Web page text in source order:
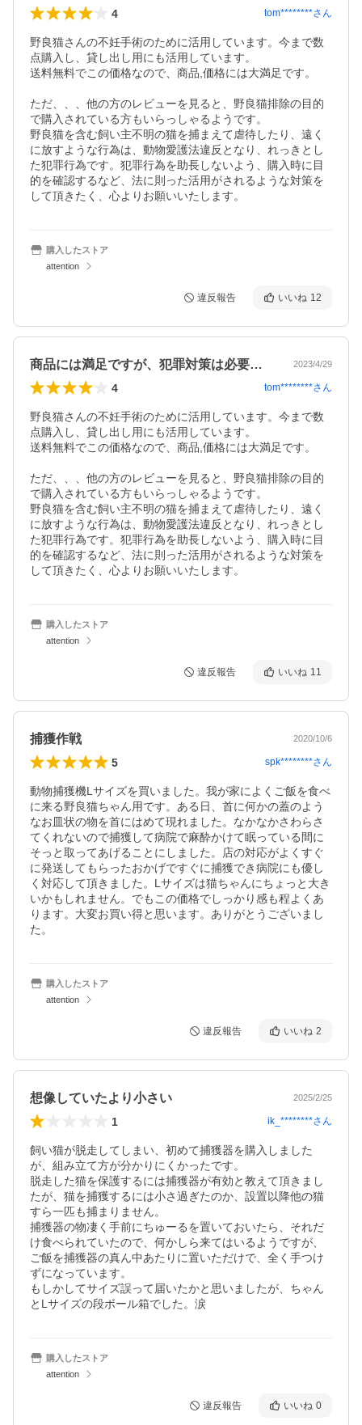
4 tom********さん
野良猫さんの不妊手術のために活用しています。今まで数
点購入し、貸し出し用にも活用しています。
送料無料でこの価格なので、商品,価格には大満足です。
ただ、、、他の方のレビューを見ると、野良猫排除の目的
で購入されている方もいらっしゃるようです。
野良猫を含む飼い主不明の猫を捕まえて虐待したり、遠く
に放すような行為は、動物愛護法違反となり、れっきとし
た犯罪行為です。犯罪行為を助長しないよう、購入時に目
的を確認するなど、法に則った活用がされるような対策を
して頂きたく、心よりお願いいたします。
購入したストア
attention
違反報告 いいね 12
商品には満足ですが、犯罪対策は必要かと。 2023/4/29
4 tom********さん
野良猫さんの不妊手術のために活用しています。今まで数
点購入し、貸し出し用にも活用しています。
送料無料でこの価格なので、商品,価格には大満足です。
ただ、、、他の方のレビューを見ると、野良猫排除の目的
で購入されている方もいらっしゃるようです。
野良猫を含む飼い主不明の猫を捕まえて虐待したり、遠く
に放すような行為は、動物愛護法違反となり、れっきとし
た犯罪行為です。犯罪行為を助長しないよう、購入時に目
的を確認するなど、法に則った活用がされるような対策を
して頂きたく、心よりお願いいたします。
購入したストア
attention
違反報告 いいね 11
捕獲作戦 2020/10/6
5 spk********さん
動物捕獲機Lサイズを買いました。我が家によくご飯を食べ
に来る野良猫ちゃん用です。ある日、首に何かの蓋のよう
なお皿状の物を首にはめて現れました。なかなかさわらさ
てくれないので捕獲して病院で麻酔かけて眠っている間に
そっと取ってあげることにしました。店の対応がよくすぐ
に発送してもらったおかげですぐに捕獲でき病院にも優し
く対応して頂きました。Lサイズは猫ちゃんにちょっと大き
いかもしれません。でもこの価格でしっかり感も程よくあ
ります。大変お買い得と思います。ありがとうございまし
た。
購入したストア
attention
違反報告 いいね 2
想像していたより小さい 2025/2/25
1 ik_********さん
飼い猫が脱走してしまい、初めて捕獲器を購入しました
が、組み立て方が分かりにくかったです。
脱走した猫を保護するには捕獲器が有効と教えて頂きまし
たが、猫を捕獲するには小さ過ぎたのか、設置以降他の猫
すら一匹も捕まりません。
捕獲器の物凄く手前にちゅーるを置いておいたら、それだ
け食べられていたので、何かしら来てはいるようですが、
ご飯を捕獲器の真ん中あたりに置いただけで、全く手つけ
ずになっています。
もしかしてサイズ誤って届いたかと思いましたが、ちゃん
とLサイズの段ボール箱でした。涙
購入したストア
attention
違反報告 いいね 0